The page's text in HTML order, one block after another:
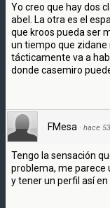
Yo creo que hay dos
abel. La otra es el
que kroos pueda ser
un tiempo que zidane
tácticamente va a
donde casemiro
FMesa · hace
Tengo la sensación
problema, me parece
y tener un perfil así en